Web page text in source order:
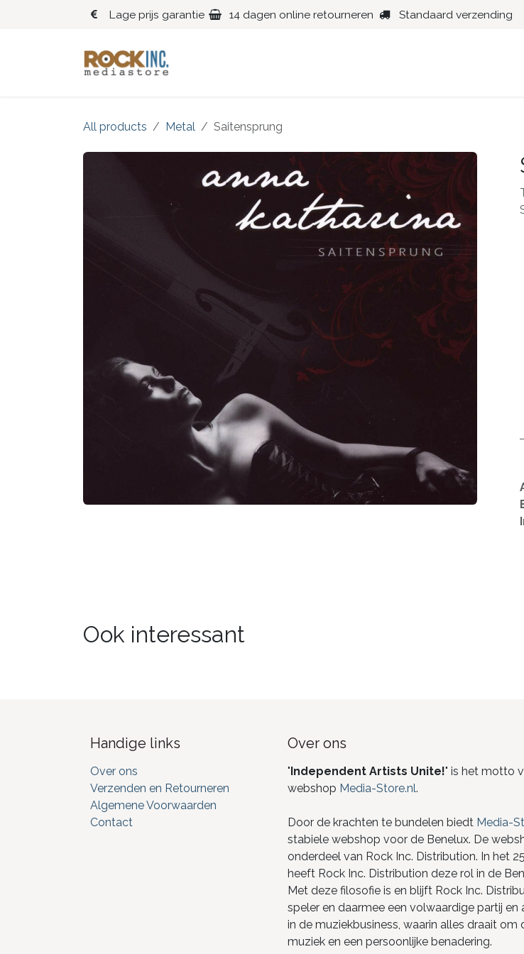
Overslaan naar inhoud
Lage prijs garantie 14 dagen online retourneren Standaard verzending
All products Metal Saitensprung
Ook interessant
Handige links
Over ons
Verzenden en Retourneren
Algemene Voorwaarden
Contact
Over ons
"Independent Artists Unite!" is het motto
webshop Media-Store.nl.
Door de krachten te bundelen biedt Media-
stabiele webshop voor de Benelux. De
onderdeel van Rock Inc. Distribution. In het
heeft Rock Inc. Distribution deze rol in de
Met deze filosofie is en blijft Rock Inc.
speler en daarmee een volwaardige partij en
in de muziekbusiness, waarin alles draait om
muziek en een persoonlijke benadering.